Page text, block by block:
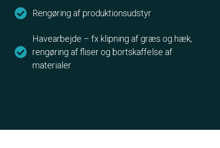
Rengøring af produktionsudstyr
Havearbejde – fx klipning af græs og hæk,
rengøring af fliser og bortskaffelse af
materialer